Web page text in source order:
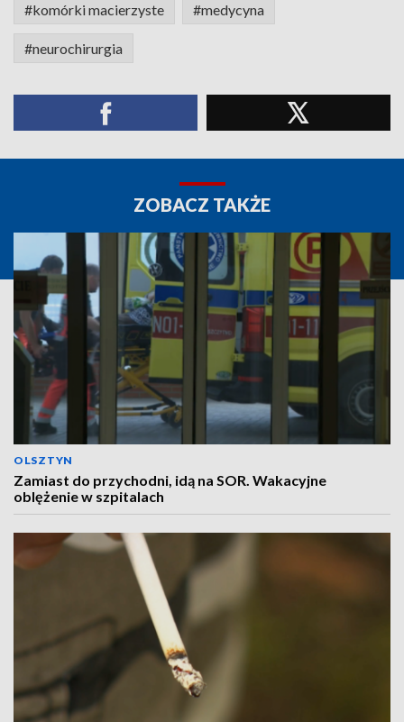
#komórki macierzyste #medycyna
#neurochirurgia
ZOBACZ TAKŻE
OLSZTYN
Zamiast do przychodni, idą na SOR. Wakacyjne
oblężenie w szpitalach